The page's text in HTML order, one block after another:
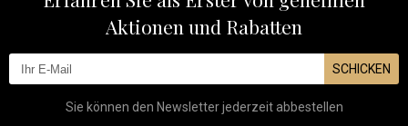
Aktionen und Rabatten
SCHICKEN
Sie können den Newsletter jederzeit abbestellen